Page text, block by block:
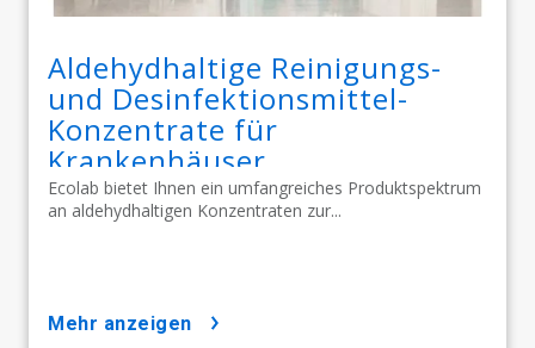
Aldehydhaltige Reinigungs-
und Desinfektionsmittel-
Konzentrate für
Krankenhäuser
Ecolab bietet Ihnen ein umfangreiches Produktspektrum
an aldehydhaltigen Konzentraten zur...
mehr anzeigen